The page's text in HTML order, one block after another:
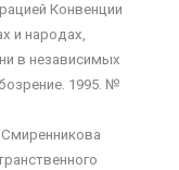
Конвенции
и народах,
в независимых
1995. №